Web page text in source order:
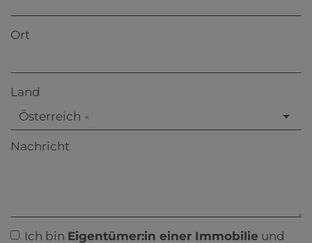
Ort
Land
Österreich ×
Nachricht
Ich bin Eigentümer:in einer Immobilie und